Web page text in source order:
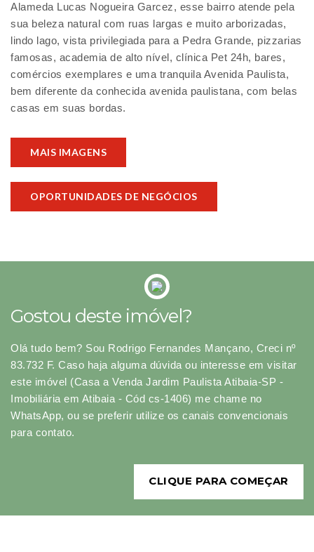
Alameda Lucas Nogueira Garcez, esse bairro atende pela
sua beleza natural com ruas largas e muito arborizadas,
lindo lago, vista privilegiada para a Pedra Grande, pizzarias
famosas, academia de alto nível, clínica Pet 24h, bares,
comércios exemplares e uma tranquila Avenida Paulista,
bem diferente da conhecida avenida paulistana, com belas
casas em suas bordas.
MAIS IMAGENS
OPORTUNIDADES DE NEGÓCIOS
Gostou deste imóvel?
Olá tudo bem? Sou Rodrigo Fernandes Mançano, Creci nº
83.732 F. Caso haja alguma dúvida ou interesse em visitar
este imóvel (Casa a Venda Jardim Paulista Atibaia-SP -
Imobiliária em Atibaia - Cód cs-1406) me chame no
WhatsApp, ou se preferir utilize os canais convencionais
para contato.
CLIQUE PARA COMEÇAR